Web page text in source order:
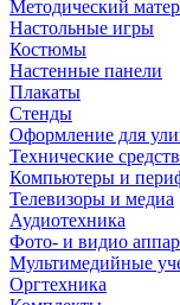
Методический
Настольные игры
Костюмы
Настенные панели
Плакаты
Стенды
Оформление для
Технические
Компьютеры и
Телевизоры и медиа
Аудиотехника
Фото- и видио
Мультимедийные
Оргтехника